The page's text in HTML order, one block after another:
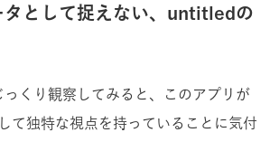
タとして捉えない、untitledの
っくり観察してみると、このアプリが
て独特な視点を持っていることに気付